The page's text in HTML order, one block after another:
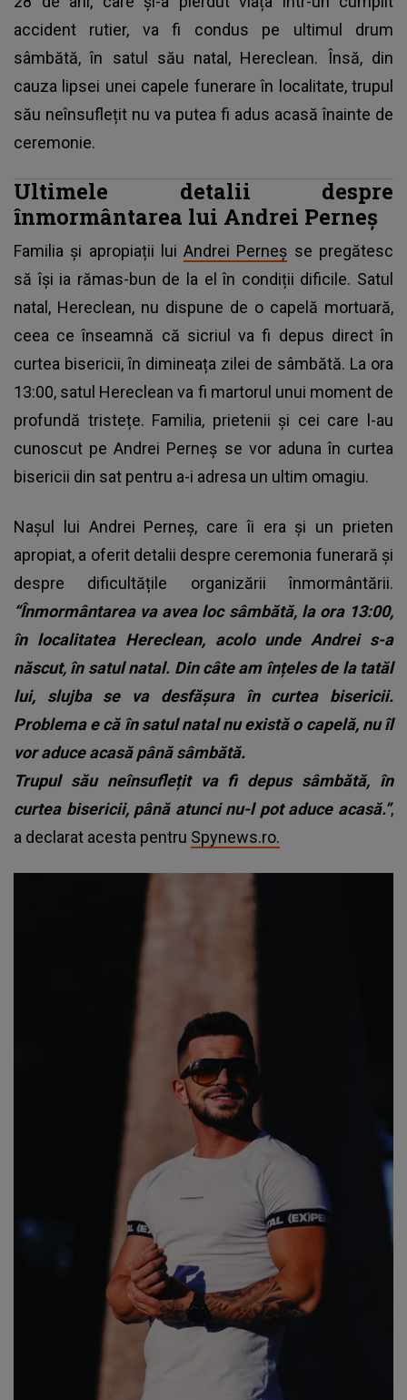
accident rutier, va fi condus pe ultimul drum
sâmbătă, în satul său natal, Hereclean. Însă, din
cauza lipsei unei capele funerare în localitate, trupul
său neînsuflețit nu va putea fi adus acasă înainte de
ceremonie.
Ultimele detalii despre
înmormântarea lui Andrei Perneș
Familia și apropiații luiAndrei Perneș se pregătesc
să își ia rămas-bun de la el în condiții dificile. Satul
natal, Hereclean, nu dispune de o capelă mortuară,
ceea ce înseamnă că sicriul va fi depus direct în
curtea bisericii, în dimineața zilei de sâmbătă. La ora
13:00, satul Hereclean va fi martorul unui moment de
profundă tristețe. Familia, prietenii și cei care l-au
cunoscut pe Andrei Perneș se vor aduna în curtea
bisericii din sat pentru a-i adresa un ultim omagiu.
Nașul lui Andrei Perneș, care îi era și un prieten
apropiat, a oferit detalii despre ceremonia funerară și
despre dificultățile organizării înmormântării.
“Înmormântarea va avea loc sâmbătă, la ora 13:00,
în localitatea Hereclean, acolo unde Andrei s-a
născut, în satul natal. Din câte am înțeles de la tatăl
lui, slujba se va desfășura în curtea bisericii.
Problema e că în satul natal nu există o capelă, nu îl
vor aduce acasă până sâmbătă.
Trupul său neînsuflețit va fi depus sâmbătă, în
curtea bisericii, până atunci nu-l pot aduce acasă.”,
a declarat acesta pentru Spynews.ro.